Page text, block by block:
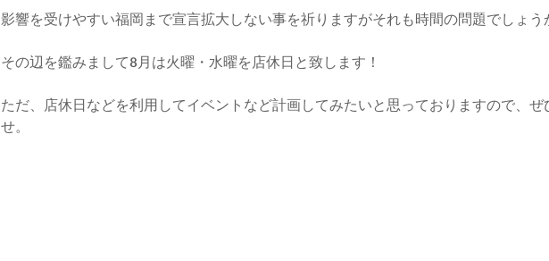
影響を受けやすい福岡まで宣言拡大しない事を祈りますがそれも時間の問題でしょう
その辺を鑑みまして8月は火曜・水曜を店休日と致します！
ただ、店休日などを利用してイベントなど計画してみたいと思っておりますので、ぜ
せ。